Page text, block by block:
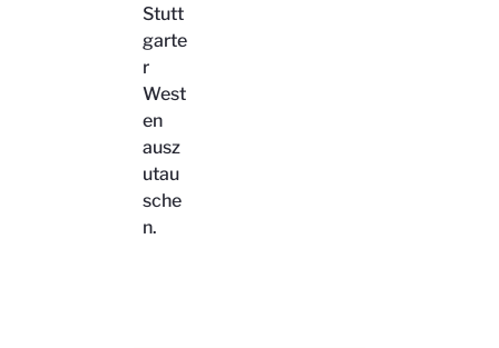
Stutt
garte
r
West
en
ausz
utau
sche
n.